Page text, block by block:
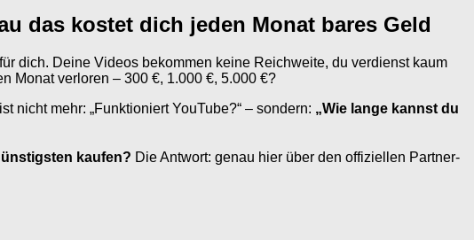
das kostet dich jeden Monat bares Geld
dich. Deine Videos bekommen keine Reichweite, du verdienst kaum
Monat verloren – 300 €, 1.000 €, 5.000 €?
nicht mehr: „Funktioniert YouTube?“ – sondern: „Wie lange kannst du
kaufen? Die Antwort: genau hier über den offiziellen Partner-